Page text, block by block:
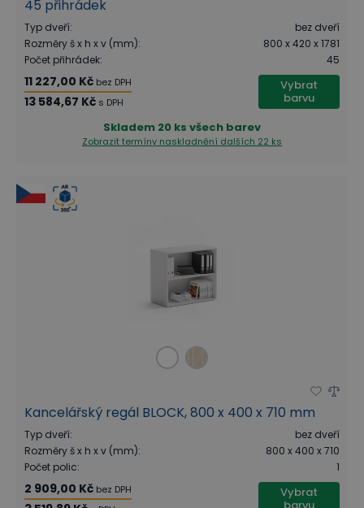
45 přihrádek
Typ dveří:
bez dveří
Rozměry š x h x v (mm):
800 x 420 x 1781
Počet přihrádek: 45
11 227,00 Kč bez DPH
13 584,67 Kč s DPH
Vybrat
barvu
Skladem 20 ks všech barev
Zobrazit termíny naskladnění dalších 22 ks
Kancelářský regál BLOCK, 800 x 400 x 710 mm
Typ dveří:
bez dveří
Rozměry š x h x v (mm):
800 x 400 x 710
Počet polic: 1
2 909,00 Kč bez DPH
Vybrat